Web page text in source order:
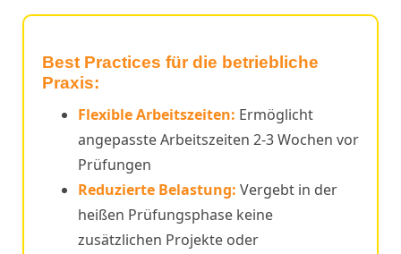
Best Practices für die betriebliche
Praxis:
Flexible Arbeitszeiten: Ermöglicht
angepasste Arbeitszeiten 2-3 Wochen vor
Prüfungen
Reduzierte Belastung: Vergebt in der
heißen Prüfungsphase keine
zusätzlichen Projekte oder